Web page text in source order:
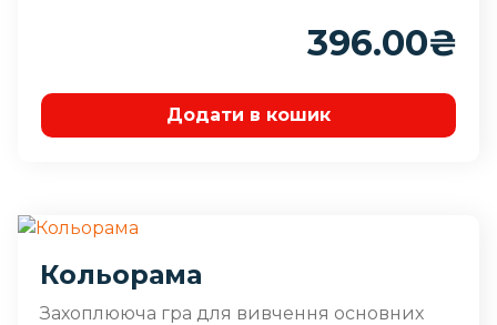
396.00₴
Додати в кошик
Кольорама
Захоплююча гра для вивчення основних